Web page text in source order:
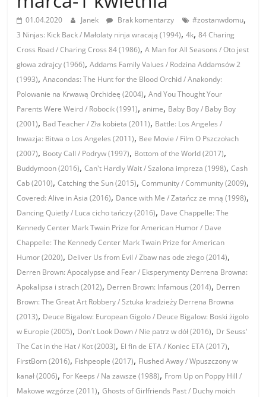
01.04.2020 Janek Brak komentarzy #zostanwdomu,
3 Ninjas: Kick Back / Małolaty ninja wracają (1994),4k,84 Charing
Cross Road / Charing Cross 84 (1986),A Man for All Seasons / Oto jest
głowa zdrajcy (1966),Addams Family Values / Rodzina Addamsów 2
(1993),Anacondas: The Hunt for the Blood Orchid / Anakondy:
Polowanie na Krwawą Orchideę (2004),And You Thought Your
Parents Were Weird / Robocik (1991),anime, Baby Boy / Baby Boy
(2001), Bad Teacher / Zła kobieta (2011), Battle: Los Angeles /
Inwazja: Bitwa o Los Angeles (2011), Bee Movie / Film O Pszczołach
(2007), Booty Call / Podryw (1997), Bottom of the World (2017),
Buddymoon (2016),Can't Hardly Wait / Szalona impreza (1998),Cash
Cab (2010),Catching the Sun (2015),Community / Community (2009),
Covered: Alive in Asia (2016), Dance with Me / Zatańcz ze mną (1998),
Dancing Quietly / Luca cicho tańczy (2016), Dave Chappelle: The
Kennedy Center Mark Twain Prize for American Humor / Dave
Chappelle: The Kennedy Center Mark Twain Prize for American
Humor (2020), Deliver Us from Evil / Zbaw nas ode złego (2014),
Derren Brown: Apocalypse and Fear / Eksperymenty Derrena Browna:
Apokalipsa i strach (2012), Derren Brown: Infamous (2014), Derren
Brown: The Great Art Robbery / Sztuka kradzieży Derrena Browna
(2013), Deuce Bigalow: European Gigolo / Deuce Bigalow: Boski żigolo
w Europie (2005), Don't Look Down / Nie patrz w dół (2016), Dr Seuss'
The Cat in the Hat / Kot (2003), El fin de ETA / Koniec ETA (2017),
FirstBorn (2016), Fishpeople (2017), Flushed Away / Wpuszczony w
kanał (2006), For Keeps / Na zawsze (1988), From Up on Poppy Hill /
Makowe wzgórze (2011),Ghosts of Girlfriends Past / Duchy moich